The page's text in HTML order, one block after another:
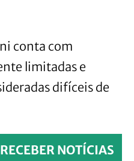
conta com
limitadas e
difíceis de
NOTÍCIAS